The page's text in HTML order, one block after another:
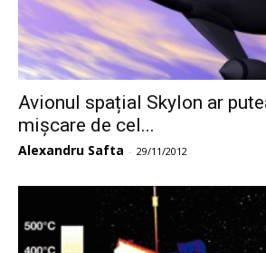
Avionul spațial Skylon ar
mișcare de cel...
Alexandru Safta - 29/11/2012